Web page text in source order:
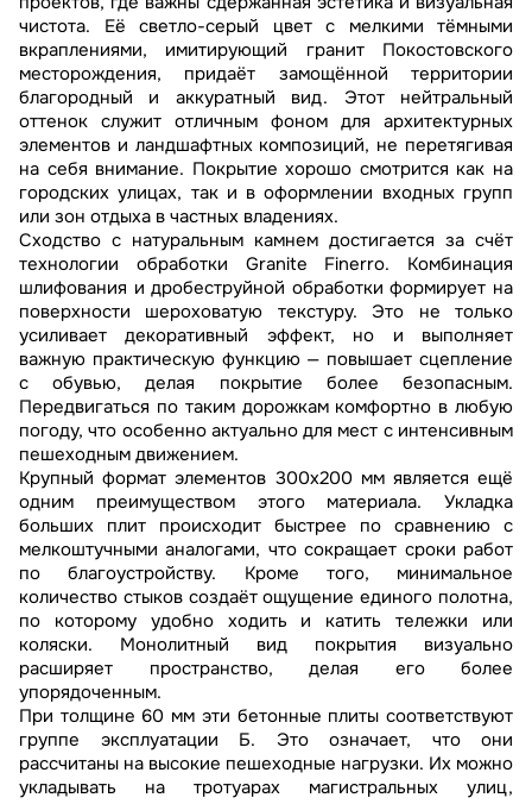
чистота. Её светло-серый цвет с мелкими тёмными
вкраплениями, имитирующий гранит Покостовского
месторождения, придаёт замощённой территории
благородный и аккуратный вид. Этот нейтральный
оттенок служит отличным фоном для архитектурных
элементов и ландшафтных композиций, не перетягивая
на себя внимание. Покрытие хорошо смотрится как на
городских улицах, так и в оформлении входных групп
или зон отдыха в частных владениях.
Сходство с натуральным камнем достигается за счёт
технологии обработки Granite Finerro. Комбинация
шлифования и дробеструйной обработки формирует на
поверхности шероховатую текстуру. Это не только
усиливает декоративный эффект, но и выполняет
важную практическую функцию — повышает сцепление
с обувью, делая покрытие более безопасным.
Передвигаться по таким дорожкам комфортно в любую
погоду, что особенно актуально для мест с интенсивным
пешеходным движением.
Крупный формат элементов 300х200 мм является ещё
одним преимуществом этого материала. Укладка
больших плит происходит быстрее по сравнению с
мелкоштучными аналогами, что сокращает сроки работ
по благоустройству. Кроме того, минимальное
количество стыков создаёт ощущение единого полотна,
по которому удобно ходить и катить тележки или
коляски. Монолитный вид покрытия визуально
расширяет пространство, делая его более
упорядоченным.
При толщине 60 мм эти бетонные плиты соответствуют
группе эксплуатации Б. Это означает, что они
рассчитаны на высокие пешеходные нагрузки. Их можно
укладывать на тротуарах магистральных улиц,